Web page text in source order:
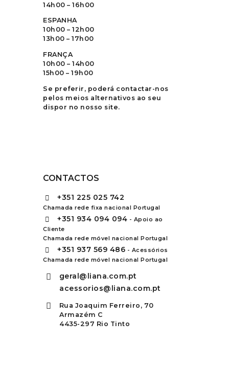
14h00 – 16h00
ESPANHA
10h00 – 12h00
13h00 – 17h00
FRANÇA
10h00 – 14h00
15h00 – 19h00
Se preferir, poderá contactar-nos
pelos meios alternativos ao seu
dispor no nosso site.
CONTACTOS
+351 225 025 742
Chamada rede fixa nacional Portugal
+351 934 094 094 - Apoio ao
Cliente
Chamada rede móvel nacional Portugal
+351 937 569 486 - Acessórios
Chamada rede móvel nacional Portugal
geral@liana.com.pt
acessorios@liana.com.pt
Rua Joaquim Ferreiro, 70
Armazém C
4435-297 Rio Tinto